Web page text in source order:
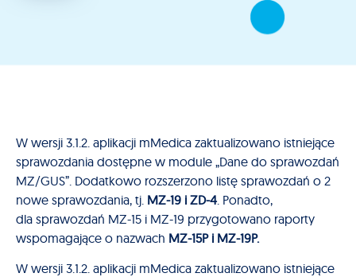
W wersji 3.1.2. aplikacji mMedica zaktualizowano istniejące
sprawozdania dostępne w module „Dane do sprawozdań
MZ/GUS”. Dodatkowo rozszerzono listę sprawozdań o 2
nowe sprawozdania, tj. MZ-19 i ZD-4. Ponadto,
dla sprawozdań MZ-15 i MZ-19 przygotowano raporty
wspomagające o nazwach MZ-15P i MZ-19P.
W wersji 3.1.2. aplikacji mMedica zaktualizowano istniejące